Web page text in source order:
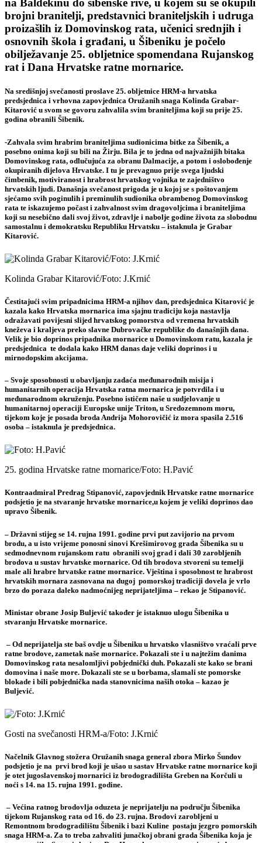
na Baldekinu do šibenske rive, u kojem su se okupili
brojni branitelji, predstavnici braniteljskih i udruga
proizašlih iz Domovinskog rata, učenici srednjih i
osnovnih škola i građani, u Šibeniku je počelo
obilježavanje 25. obljetnice spomendana Rujanskog
rat i Dana Hrvatske ratne mornarice.
Na središnjoj svečanosti proslave 25. obljetnice HRM-a hrvatska
predsjednica i vrhovna zapovjednica Oružanih snaga Kolinda Grabar-
Kitarović u svom se govoru zahvalila svim braniteljima koji su prije 25.
godina obranili Šibenik.
-Zahvala svim hrabrim braniteljima sudionicima bitke za Šibenik, a
posebno onima koji su bili na Žirju. Bila je to jedna od najvažnijih bitaka
Domovinskog rata, odlučujuća za obranu Dalmacije, a potom i oslobođenje
okupiranih dijelova Hrvatske. I tu je prevagnuo prije svega ljudski
čimbenik, motiviranost i hrabrost hrvatskog vojnika te zajedništvo
hrvatskih ljudi. Današnja svečanost prigoda je u kojoj se s poštovanjem
sjećamo svih poginulih i preminulih sudionika obrambenog Domovinskog
rata te iskazujemo počast i zahvalnost svim dragovoljcima i braniteljima
koji su nesebično dali svoj život, zdravlje i nabolje godine života za slobodnu
samostalnu i demokratsku Republiku Hrvatsku – istaknula je Grabar
Kitarović.
Kolinda Grabar Kitarović/Foto: J.Krnić
Čestitajući svim pripadnicima HRM-a njihov dan, predsjednica Kitarović je
kazala kako Hrvatska mornarica ima sjajnu tradiciju koja nastavlja
odražavati povijesni slijed hrvatskog pomorstva od vremena hrvatskih
kneževa i kraljeva preko slavne Dubrovačke republike do današnjih dana.
Velik je bio doprinos pripadnika mornarice u Domovinskom ratu, kazala je
predsjednica te dodala kako HRM danas daje veliki doprinos i u
mirnodopskim akcijama.
– Svoje sposobnosti u obavljanju zadaća međunarodnih misija i
humanitarnih operacija Hrvatska ratna mornarica je potvrdila i u
međunarodnom okruženju. Posebno ističem naše u sudjelovanje u
humanitarnoj operaciji Europske unije Triton, u Sredozemnom moru,
tijekom koje je posada broda Andrija Mohorovičić iz mora spasila 2.516
osoba – istaknula je predsjednica.
25. godina Hrvatske ratne mornarice/Foto: H.Pavić
Kontraadmiral Predrag Stipanović, zapovjednik Hrvatske ratne mornarice
podsjetio je na stvaranje hrvatske mornarice,u kojem je veliki doprinos dao
upravo Šibenik.
– Državni stijeg se 14. rujna 1991. godine prvi put zavijorio na prvom
brodu, a u isto vrijeme ponosni sinovi Krešimirovog grada Šibenika su u
sedmodnevnom rujanskom ratu obranili svoj grad i dali 30 zarobljenih
brodova u sustav hrvatske mornarice. Od tih brodova stvoreni su temelji
male ali hrabre hrvatske ratne mornarice. Vještina i sposobnost te hrabrost
hrvatskih mornara zasnovana na dugoj pomorskoj tradiciji dovela je vrlo
brzo do poraza daleko nadmoćnijeg neprijateljima – rekao je Stipanović.
Ministar obrane Josip Buljević također je istaknuo ulogu Šibenika u
stvaranju Hrvatske mornarice.
– Od neprijatelja ste baš ovdje u Šibeniku u hrvatsko vlasništvo vraćali prve
ratne brodove, zametak naše mornarice. Pokazali ste i u najtežim danima
Domovinskog rata nesalomljivi pobjednički duh. Pokazali ste kako se brani
domovina i naše more. Dokazali ste se u borbama, slamali ste pomorske
blokade i bili pobjednička nada stanovnicima naših otoka – kazao je
Buljević.
Gosti na svečanosti HRM-a/Foto: J.Krnić
Načelnik Glavnog stožera Oružanih snaga general zbora Mirko Šundov
podsjetio je na prvi brod koji je ušao u sastav Hrvatske ratne mornarice koji
je otet jugoslavenskoj mornarici iz brodogradilišta Greben na Korčuli u
noći s 14. na 15. rujna 1991. godine.
– Većina ratnog brodovlja oduzeta je neprijatelju na području Šibenika
tijekom Rujanskog rata od 16. do 23. rujna. Brodovi zarobljeni u
Remontnom brodogradilištu Šibenik i bazi Kuline postaju jezgro pomorskih
snaga HRM-a. Za to treba zahvaliti junačkoj obrani grada Šibenika koja je